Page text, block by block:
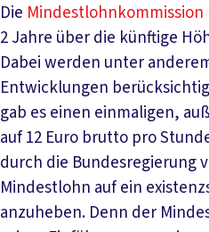
Die Mindestlohnkommission
2 Jahre über die künftige
Dabei werden unter
Entwicklungen
gab es einen einmaligen,
auf 12 Euro brutto pro
durch die Bundesregierung
Mindestlohn auf ein
anzuheben. Denn der